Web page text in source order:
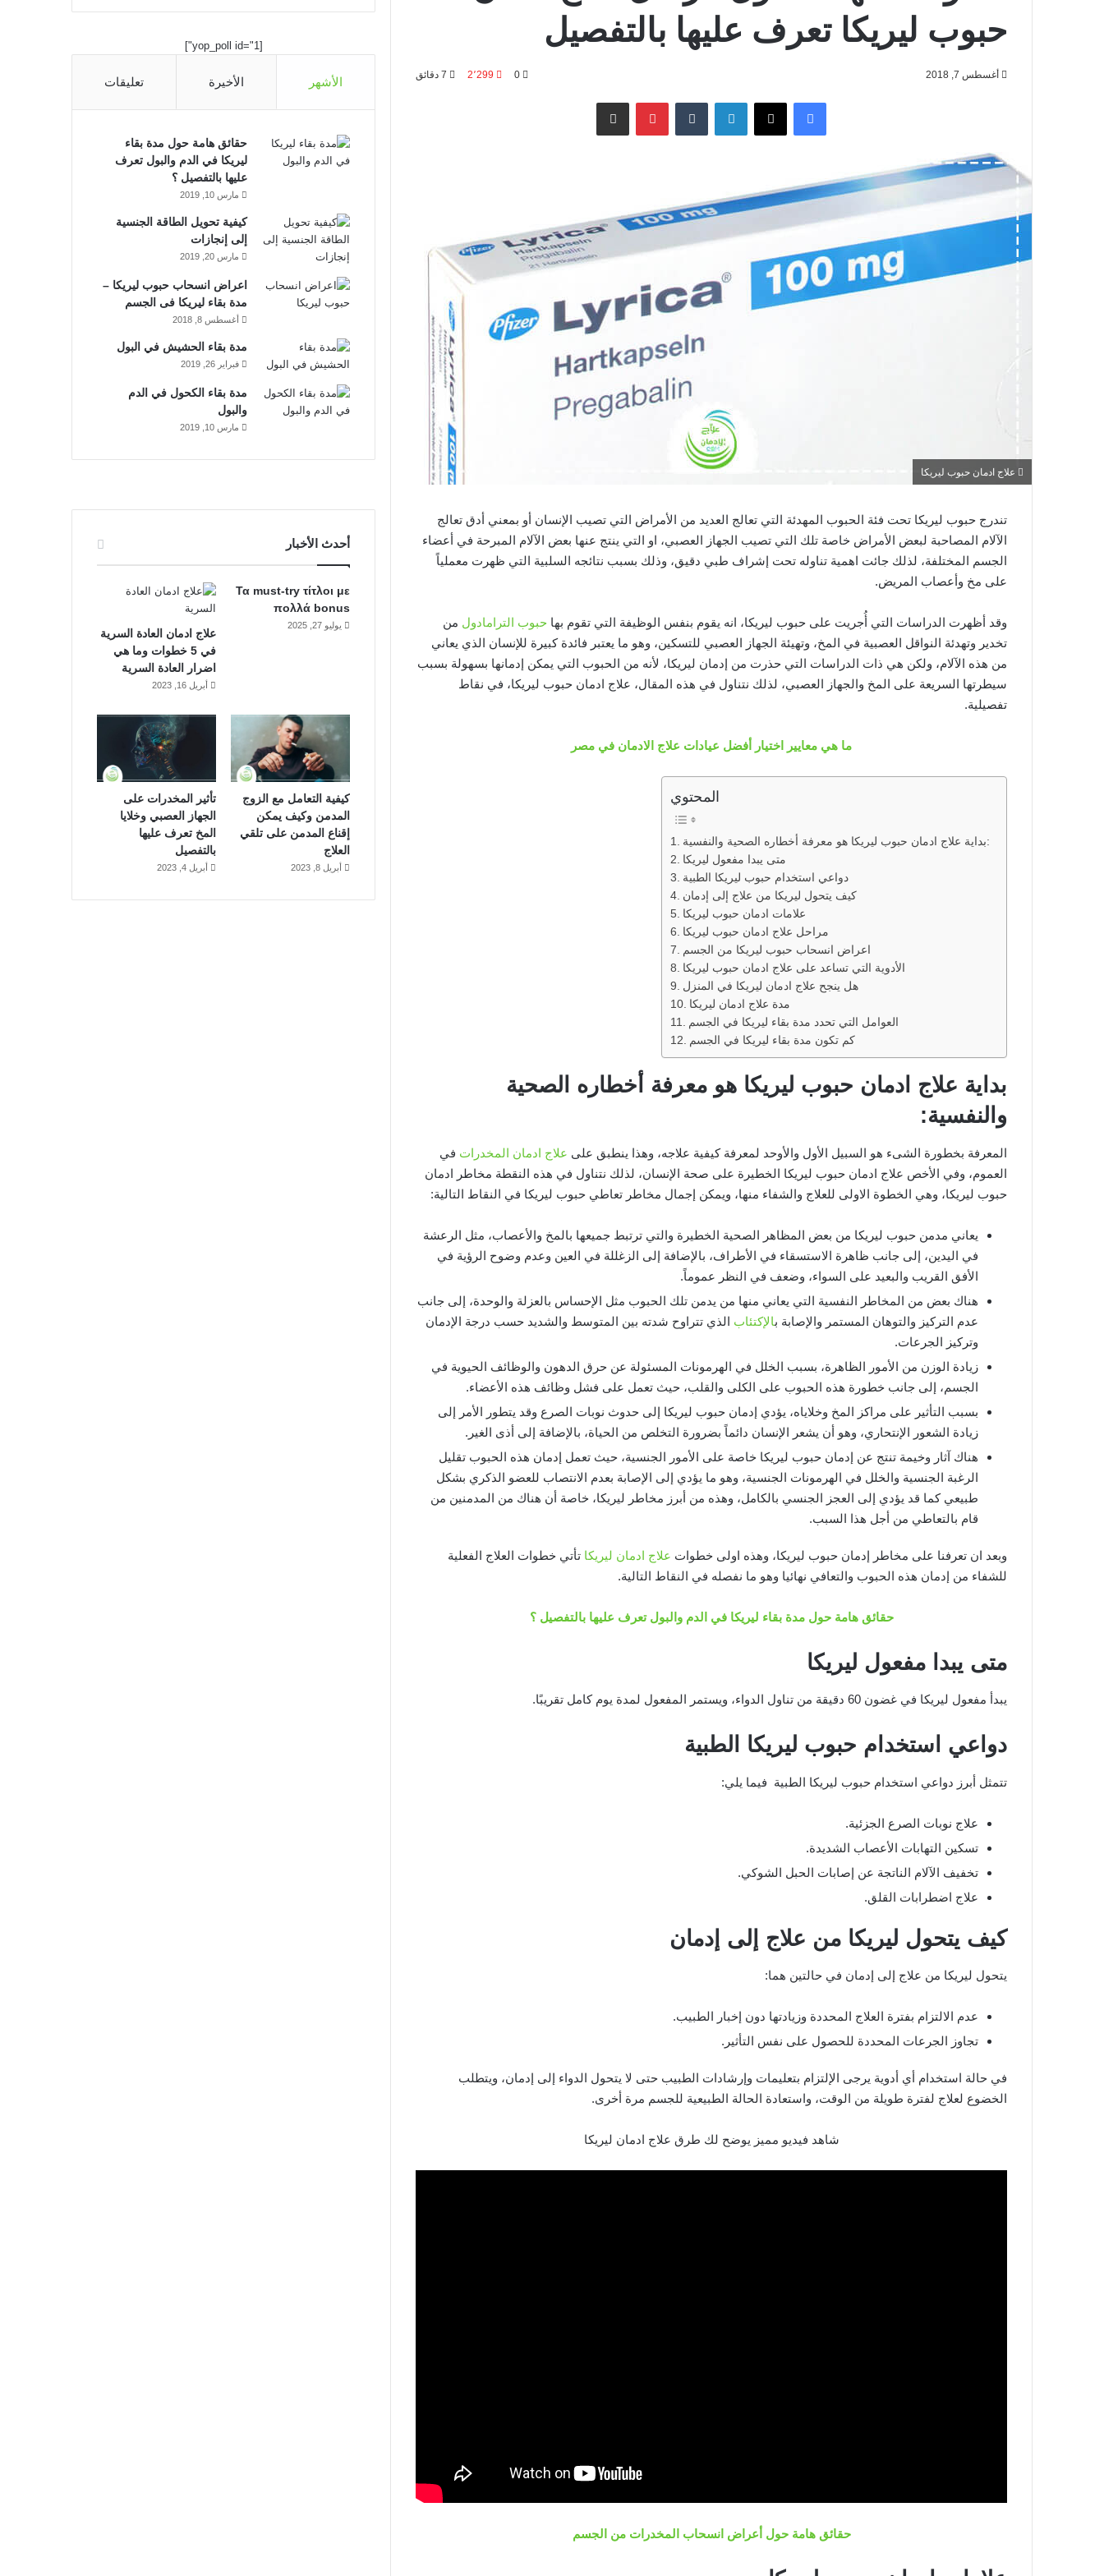
حبوب ليريكا تعرف عليها بالتفصيل
أغسطس 7, 2018 0 2٬299
فيسبوك ‫X لينكدإن بينتيريست
علاج ادمان حبوب ليريكا
تندرج حبوب ليريكا تحت فئة الحبوب المهدئة التي تعالج العديد من الأمراض التي تصيب الإنسان أو بمعني أدق تعالج
الآلام المصاحبة لبعض الأمراض خاصة تلك التي تصيب الجهاز العصبي، او التي ينتج عنها بعض الآلام المبرحة في أعضاء
الجسم المختلفة، لذلك جائت اهمية تناوله تحت إشراف طبي دقيق، وذلك بسبب نتائجه السلبية التي ظهرت معملياً
على مخ وأعصاب المريض.
وقد أظهرت الدراسات التي أُجريت على حبوب ليريكا، انه يقوم بنفس الوظيفة التي تقوم بها حبوب الترامادول من
تخدير وتهدئة النواقل العصبية في المخ، وتهيئة الجهاز العصبي للتسكين، وهو ما يعتبر فائدة كبيرة للإنسان الذي يعاني
من هذه الآلام، ولكن هي ذات الدراسات التي حذرت من إدمان ليريكا، لأنه من الحبوب التي يمكن إدمانها بسهولة بسبب
سيطرتها السريعة على المخ والجهاز العصبي، لذلك نتناول في هذه المقال، علاج ادمان حبوب ليريكا، في نقاط
تفصيلية.
ما هي معايير اختيار أفضل عيادات علاج الادمان في مصر
المحتوي
بداية علاج ادمان حبوب ليريكا هو معرفة أخطاره الصحية والنفسية:
متى يبدا مفعول ليريكا
دواعي استخدام حبوب ليريكا الطبية
كيف يتحول ليريكا من علاج إلى إدمان
علامات ادمان حبوب ليريكا
مراحل علاج ادمان حبوب ليريكا
اعراض انسحاب حبوب ليريكا من الجسم
الأدوية التي تساعد على علاج ادمان حبوب ليريكا
هل ينجح علاج ادمان ليريكا في المنزل
مدة علاج ادمان ليريكا
العوامل التي تحدد مدة بقاء ليريكا في الجسم
كم تكون مدة بقاء ليريكا في الجسم
بداية علاج ادمان حبوب ليريكا هو معرفة أخطاره الصحية
والنفسية:
المعرفة بخطورة الشىء هو السبيل الأول والأوحد لمعرفة كيفية علاجه، وهذا ينطبق على علاج ادمان المخدرات في
العموم، وفي الأخص علاج ادمان حبوب ليريكا الخطيرة على صحة الإنسان، لذلك نتناول في هذه النقطة مخاطر ادمان
حبوب ليريكا، وهي الخطوة الاولى للعلاج والشفاء منها، ويمكن إجمال مخاطر تعاطي حبوب ليريكا في النقاط التالية:
يعاني مدمن حبوب ليريكا من بعض المظاهر الصحية الخطيرة والتي ترتبط جميعها بالمخ والأعصاب، مثل الرعشة
في اليدين، إلى جانب ظاهرة الاستسقاء في الأطراف، بالإضافة إلى الزغللة في العين وعدم وضوح الرؤية في
الأفق القريب والبعيد على السواء، وضعف في النظر عموماً.
هناك بعض من المخاطر النفسية التي يعاني منها من يدمن تلك الحبوب مثل الإحساس بالعزلة والوحدة، إلى جانب
عدم التركيز والتوهان المستمر والإصابة بالإكتئاب الذي تتراوح شدته بين المتوسط والشديد حسب درجة الإدمان
وتركيز الجرعات.
زيادة الوزن من الأمور الظاهرة، بسبب الخلل في الهرمونات المسئولة عن حرق الدهون والوظائف الحيوية في
الجسم، إلى جانب خطورة هذه الحبوب على الكلى والقلب، حيث تعمل على فشل وظائف هذه الأعضاء.
بسبب التأثير على مراكز المخ وخلاياه، يؤدي إدمان حبوب ليريكا إلى حدوث نوبات الصرع وقد يتطور الأمر إلى
زيادة الشعور الإنتحاري، وهو أن يشعر الإنسان دائماً بضرورة التخلص من الحياة، بالإضافة إلى أذى الغير.
هناك آثار وخيمة تنتج عن إدمان حبوب ليريكا خاصة على الأمور الجنسية، حيث تعمل إدمان هذه الحبوب تقليل
الرغبة الجنسية والخلل في الهرمونات الجنسية، وهو ما يؤدي إلى الإصابة بعدم الانتصاب للعضو الذكري بشكل
طبيعي كما قد يؤدي إلى العجز الجنسي بالكامل، وهذه من أبرز مخاطر ليريكا، خاصة أن هناك من المدمنين من
قام بالتعاطي من أجل هذا السبب.
وبعد ان تعرفنا على مخاطر إدمان حبوب ليريكا، وهذه اولى خطوات علاج ادمان ليريكا تأتي خطوات العلاج الفعلية
للشفاء من إدمان هذه الحبوب والتعافي نهائيا وهو ما نفصله في النقاط التالية.
حقائق هامة حول مدة بقاء ليريكا في الدم والبول تعرف عليها بالتفصيل ؟
متى يبدا مفعول ليريكا
يبدأ مفعول ليريكا في غضون 60 دقيقة من تناول الدواء، ويستمر المفعول لمدة يوم كامل تقريبًا.
دواعي استخدام حبوب ليريكا الطبية
تتمثل أبرز دواعي استخدام حبوب ليريكا الطبية فيما يلي:
علاج نوبات الصرع الجزئية.
تسكين التهابات الأعصاب الشديدة.
تخفيف الآلام الناتجة عن إصابات الحبل الشوكي.
علاج اضطرابات القلق.
كيف يتحول ليريكا من علاج إلى إدمان
يتحول ليريكا من علاج إلى إدمان في حالتين هما:
عدم الالتزام بفترة العلاج المحددة وزيادتها دون إخبار الطبيب.
تجاوز الجرعات المحددة للحصول على نفس التأثير.
في حالة استخدام أي أدوية يرجى الإلتزام بتعليمات وإرشادات الطبيب حتى لا يتحول الدواء إلى إدمان، ويتطلب
الخضوع لعلاج لفترة طويلة من الوقت، واستعادة الحالة الطبيعية للجسم مرة أخرى.
شاهد فيديو مميز يوضح لك طرق علاج ادمان ليريكا
حقائق هامة حول أعراض انسحاب المخدرات من الجسم
ن
b
e
ا
[yop_poll id="1"]
الأشهر الأخيرة تعليقات
حقائق هامة حول مدة بقاء
ليريكا في الدم والبول تعرف
عليها بالتفصيل ؟
مارس 10, 2019
كيفية تحويل الطاقة الجنسية
إلى إنجازات
مارس 20, 2019
اعراض انسحاب حبوب ليريكا –
مدة بقاء ليريكا فى الجسم
أغسطس 8, 2018
مدة بقاء الحشيش في البول
فبراير 26, 2019
مدة بقاء الكحول في الدم
والبول
مارس 10, 2019
أحدث الأخبار
Τα must-try τίτλοι με
πολλά bonus
يوليو 27, 2025
علاج ادمان العادة السرية
في 5 خطوات وما هي
اضرار العادة السرية
أبريل 16, 2023
كيفية التعامل مع الزوج
المدمن وكيف يمكن
إقناع المدمن على تلقي
العلاج
أبريل 8, 2023
تأثير المخدرات على
الجهاز العصبي وخلايا
المخ تعرف عليها
بالتفصيل
أبريل 4, 2023